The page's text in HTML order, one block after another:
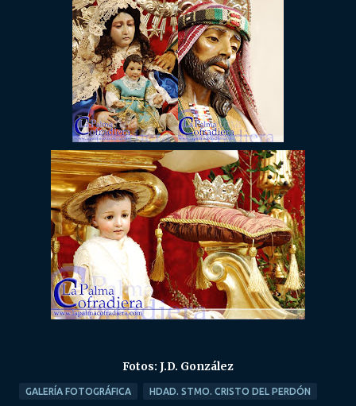
Fotos: J.D. González
GALERÍA FOTOGRÁFICA HDAD. STMO. CRISTO DEL PERDÓN